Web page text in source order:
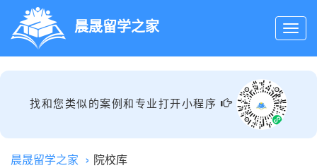
晨晟留学之家
找和您类似的案例和专业打开小程序
晨晟留学之家 院校库